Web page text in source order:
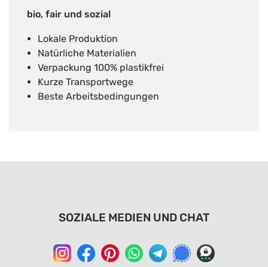
bio, fair und sozial
Lokale Produktion
Natürliche Materialien
Verpackung 100% plastikfrei
Kurze Transportwege
Beste Arbeitsbedingungen
SOZIALE MEDIEN UND CHAT